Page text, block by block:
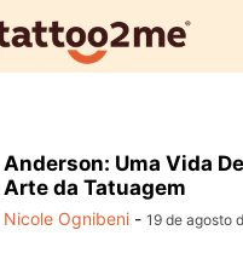
Anderson: Uma Vida
Arte da Tatuagem
Nicole Ognibeni - 19 de agosto